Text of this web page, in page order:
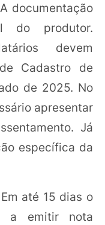
documentação
do produtor.
devem
Cadastro de
de 2025. No
apresentar
Já
específica da
até 15 dias o
a emitir nota